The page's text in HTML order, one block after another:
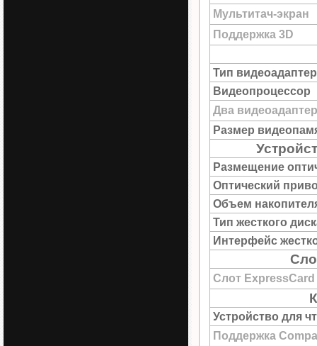
Мультитач-экран
Поддержка 3D
Тип
Видеопроцессор
Два
Размер
Размещение
Оптический
Объем
Тип жесткого
Интерфейс
Слот ExpressCard
Устройство для
Поддержка